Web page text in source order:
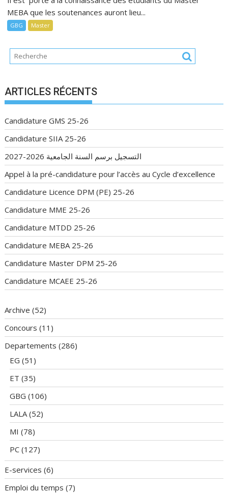
MEBA que les soutenances auront lieu...
GBG Master
ARTICLES RÉCENTS
Candidature GMS 25-26
Candidature SIIA 25-26
التسجيل برسم السنة الجامعية 2026-2027
Appel à la pré-candidature pour l’accès au Cycle d’excellence
Candidature Licence DPM (PE) 25-26
Candidature MME 25-26
Candidature MTDD 25-26
Candidature MEBA 25-26
Candidature Master DPM 25-26
Candidature MCAEE 25-26
Archive (52)
Concours (11)
Departements (286)
EG (51)
ET (35)
GBG (106)
LALA(52)
MI (78)
PC (127)
E-services (6)
Emploi du temps (7)